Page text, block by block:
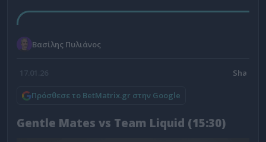
Βασίλης Πυλιάνος
17.01.26
Πρόσθεσε το BetMatrix.gr στην Google
Gentle Mates vs Team Liquid (15:30)